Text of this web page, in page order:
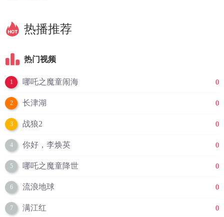
热播推荐
热门视频
1 哪吒之魔童闹海 0
2 长津湖 0
3 战狼2 0
4 你好，李焕英 0
5 哪吒之魔童降世 0
6 流浪地球 0
7 满江红 0